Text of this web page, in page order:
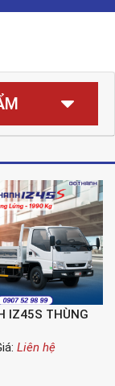
IZ45S THÙNG
Liên hệ